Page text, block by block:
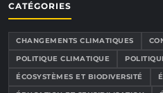
CATÉGORIES
CHANGEMENTS CLIMATIQUES
POLITIQUE CLIMATIQUE
ÉCOSYSTÈMES ET BIODIVERSITÉ